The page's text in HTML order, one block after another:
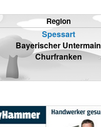
Region
Spessart
Bayerischer Untermain
Churfranken